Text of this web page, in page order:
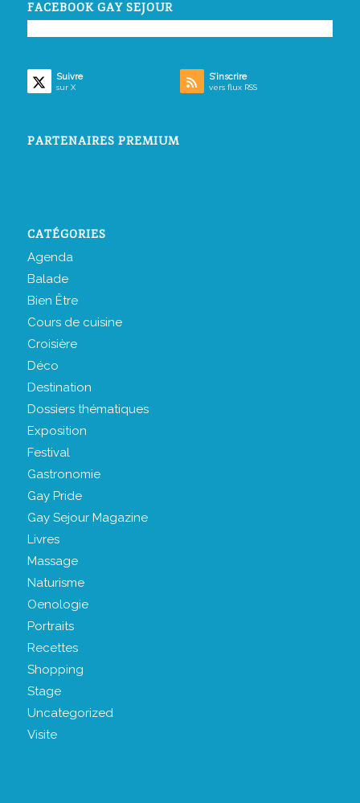
FACEBOOK GAY SEJOUR
Suivre
sur X
S’inscrire
vers flux RSS
PARTENAIRES PREMIUM
CATÉGORIES
Agenda
Balade
Bien Être
Cours de cuisine
Croisière
Déco
Destination
Dossiers thématiques
Exposition
Festival
Gastronomie
Gay Pride
Gay Sejour Magazine
Livres
Massage
Naturisme
Oenologie
Portraits
Recettes
Shopping
Stage
Uncategorized
Visite